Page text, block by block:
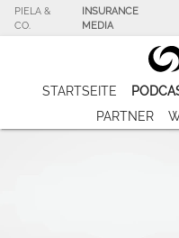
PIELA &
CO.
INSURANCE
MEDIA
STARTSEITE
PARTNER